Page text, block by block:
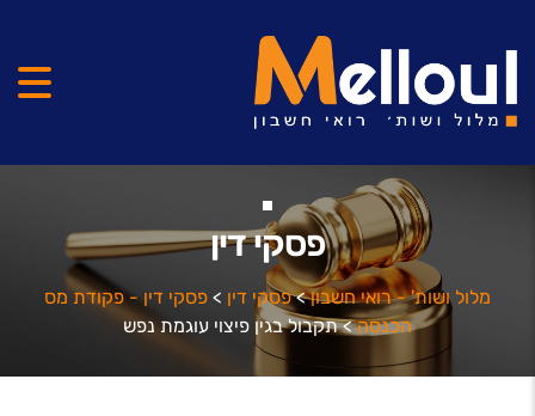
פסקי דין
מלול ושות' - רואי חשבון>פסקי דין > פסקי דין - פקודת מס
הכנסה>תקבול בגין פיצוי עוגמת נפש